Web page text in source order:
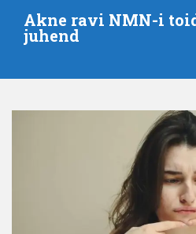
p
Akne ravi NMN-i
juhend